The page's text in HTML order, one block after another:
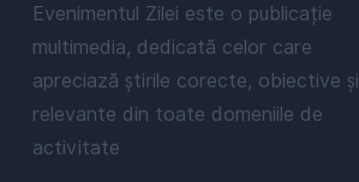
Evenimentul Zilei este o publicație
multimedia, dedicată celor care
apreciază știrile corecte, obiective și
relevante din toate domeniile de
activitate